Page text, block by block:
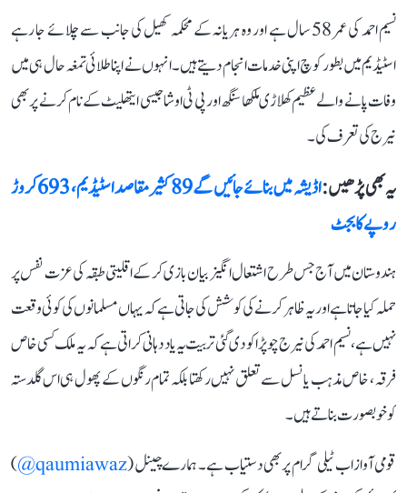
نسیم احمد کی عمر 58 سال ہے اور وہ ہریانہ کے محکمہ کھیل کی جانب سے چلائے جا رہے
اسٹیڈیم میں بطور کوچ اپنی خدمات انجام دیتے ہیں۔ انہوں نے اپنا طلائی تمغہ حال ہی میں
وفات پانے والے عظیم کھلاڑی ملکھا سنگھ اور پی ٹی اوشا جیسی ایتھلیٹ کے نام کرنے پر بھی
نیرج کی تعرف کی۔
یہ بھی پڑھیں :
اڈیشہ میں بنائے جائیں گے 89 کثیر مقاصد اسٹیڈیم، 693 کروڑ
روپے کا بجٹ
ہندوستان میں آج جس طرح اشتعال انگیز بیان بازی کر کے اقلیتی طبقہ کی عزت نفس پر
حملہ کیا جاتا ہے اور یہ ظاہر کرنے کی کوشش کی جاتی ہے کہ یہاں مسلمانوں کی کوئی وقعت
نہیں ہے، نسیم احمد کی نیرج چوپڑا کو دی گئی تربیت یہ یاد دہانی کراتی ہے کہ یہ ملک کسی خاص
فرقہ، خاص مذہب یا نسل سے تعلق نہیں رکھتا بلکہ تمام رنگوں کے پھول ہی اس گلدستہ
کو خوبصورت بناتے ہیں۔
قومی آواز اب ٹیلی گرام پر بھی دستیاب ہے۔ ہمارے چینل (qaumiawaz@
)